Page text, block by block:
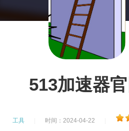
513加速器官
工具 时间：2024-04-22